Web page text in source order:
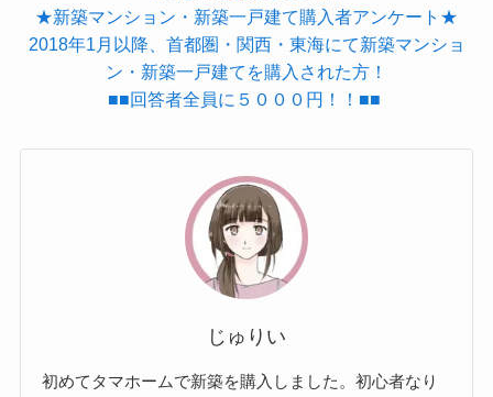
★新築マンション・新築一戸建て購入者アンケート★
2018年1月以降、首都圏・関西・東海にて新築マンショ
ン・新築一戸建てを購入された方！
■■回答者全員に５０００円！！■■
じゅりい
初めてタマホームで新築を購入しました。初心者なり